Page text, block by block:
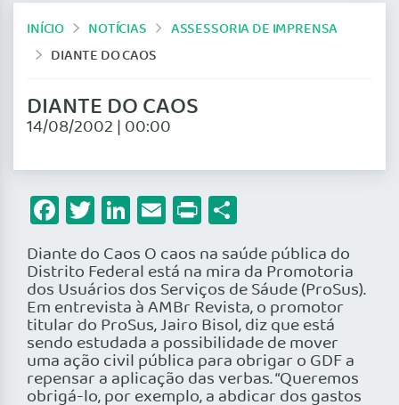
INÍCIO NOTÍCIAS
ASSESSORIA DE IMPRENSA
DIANTE DO CAOS
DIANTE DO CAOS
14/08/2002 | 00:00
Facebook
Twitter
LinkedIn
Email
Print
Diante do Caos O caos na saúde pública do
Distrito Federal está na mira da Promotoria
dos Usuários dos Serviços de Sáude (ProSus).
Em entrevista à AMBr Revista, o promotor
titular do ProSus, Jairo Bisol, diz que está
sendo estudada a possibilidade de mover
uma ação civil pública para obrigar o GDF a
repensar a aplicação das verbas. “Queremos
obrigá-lo, por exemplo, a abdicar dos gastos